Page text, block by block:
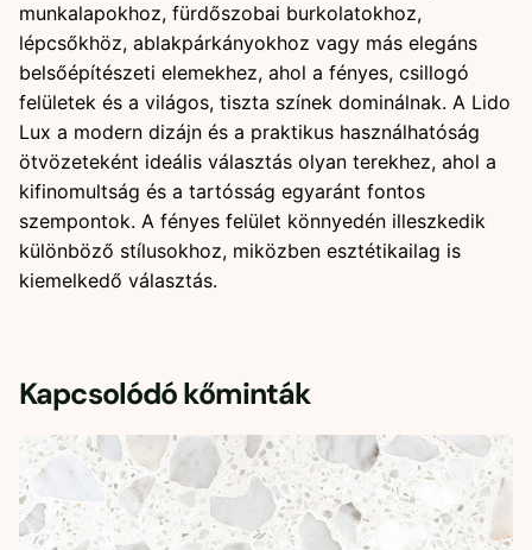
munkalapokhoz, fürdőszobai burkolatokhoz,
lépcsőkhöz, ablakpárkányokhoz vagy más elegáns
belsőépítészeti elemekhez, ahol a fényes, csillogó
felületek és a világos, tiszta színek dominálnak. A Lido
Lux a modern dizájn és a praktikus használhatóság
ötvözeteként ideális választás olyan terekhez, ahol a
kifinomultság és a tartósság egyaránt fontos
szempontok. A fényes felület könnyedén illeszkedik
különböző stílusokhoz, miközben esztétikailag is
kiemelkedő választás.
Kapcsolódó kőminták